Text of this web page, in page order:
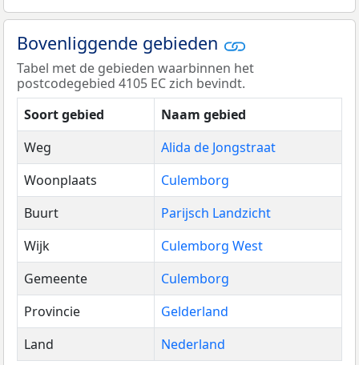
Bovenliggende gebieden
Tabel met de gebieden waarbinnen het
postcodegebied 4105 EC zich bevindt.
Soort gebied
Naam gebied
Weg
Alida de Jongstraat
Woonplaats
Culemborg
Buurt
Parijsch Landzicht
Wijk
Culemborg West
Gemeente
Culemborg
Provincie
Gelderland
Land
Nederland